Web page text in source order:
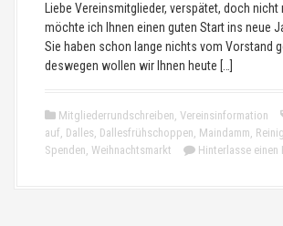
Liebe Vereinsmitglieder, verspätet, doch
möchte ich Ihnen einen guten Start ins neue
Sie haben schon lange nichts vom Vorstand
deswegen wollen wir Ihnen heute […]
Mitgliederrundschreiben, Vereinsinformation
auf, Dalles, Dallesfrühschoppen, Maindamm,
Spenden, Weihnachtsmarkt Hinterlasse einen